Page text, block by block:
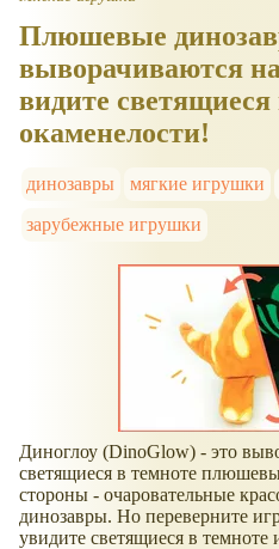
Плюшевые
выворачиваются
видите светящиеся
окаменелости!
динозавры мягкие игрушки
зарубежные игрушки
Диноглоу (DinoGlow) - это
светящиеся в темноте
стороны - очаровательные
динозавры. Но переверните
увидите светящиеся в темноте